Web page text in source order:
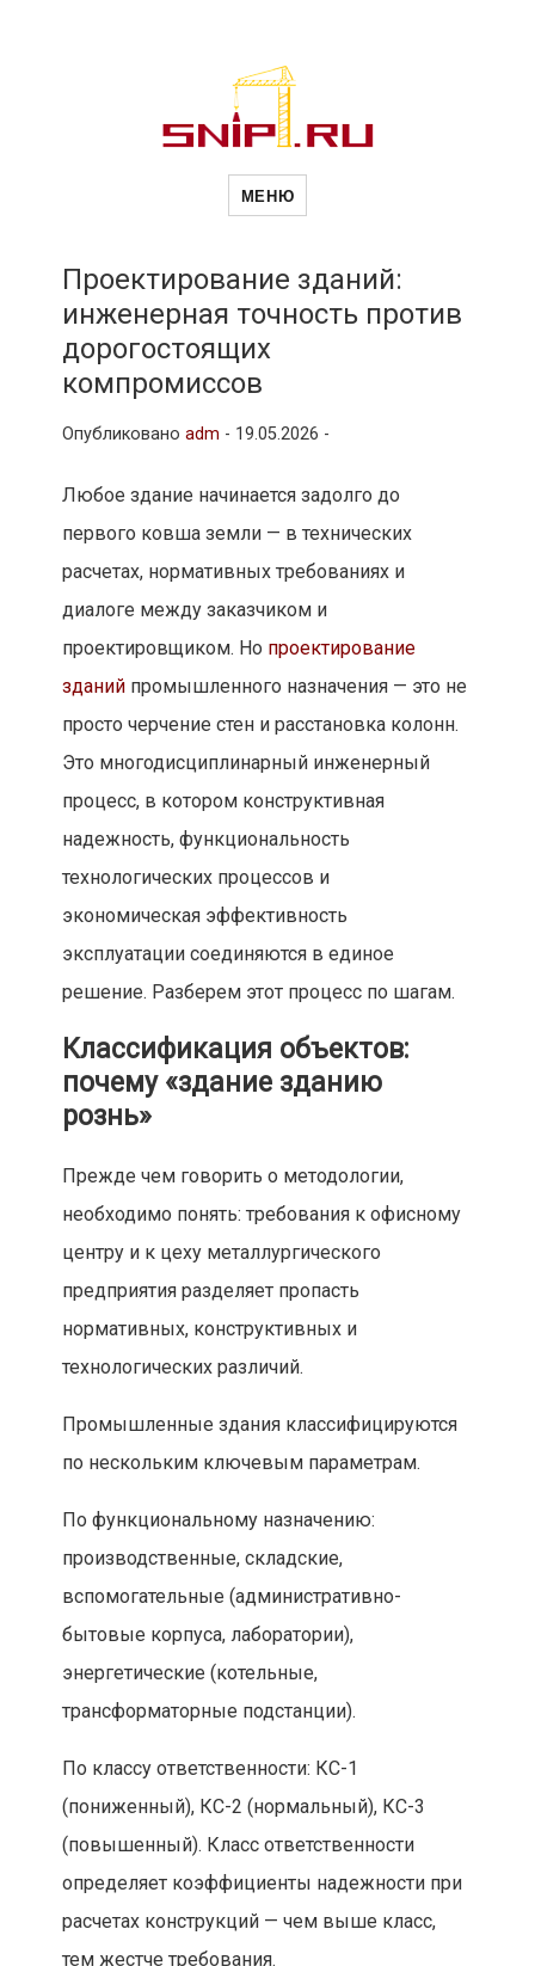
Новости
другие связанные со стройкой
рубрики
МЕНЮ
Проектирование зданий:
инженерная точность против
дорогостоящих
компромиссов
Опубликовано adm - 19.05.2026 -
Любое здание начинается задолго до
первого ковша земли — в технических
расчетах, нормативных требованиях и
диалоге между заказчиком и
проектировщиком. Но проектирование
зданийпромышленного назначения — это не
просто черчение стен и расстановка колонн.
Это многодисциплинарный инженерный
процесс, в котором конструктивная
надежность, функциональность
технологических процессов и
экономическая эффективность
эксплуатации соединяются в единое
решение. Разберем этот процесс по шагам.
Классификация объектов:
почему «здание зданию
рознь»
Прежде чем говорить о методологии,
необходимо понять: требования к офисному
центру и к цеху металлургического
предприятия разделяет пропасть
нормативных, конструктивных и
технологических различий.
Промышленные здания классифицируются
по нескольким ключевым параметрам.
По функциональному назначению:
производственные, складские,
вспомогательные (административно-
бытовые корпуса, лаборатории),
энергетические (котельные,
трансформаторные подстанции).
По классу ответственности: КС-1
(пониженный), КС-2 (нормальный), КС-3
(повышенный). Класс ответственности
определяет коэффициенты надежности при
расчетах конструкций — чем выше класс,
тем жестче требования.